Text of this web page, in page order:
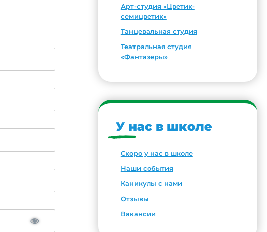
Арт-студия «Цветик-
семицветик»
Танцевальная студия
Театральная студия
«Фантазеры»
У нас в школе
Скоро у нас в школе
Наши события
Каникулы с нами
Отзывы
Вакансии